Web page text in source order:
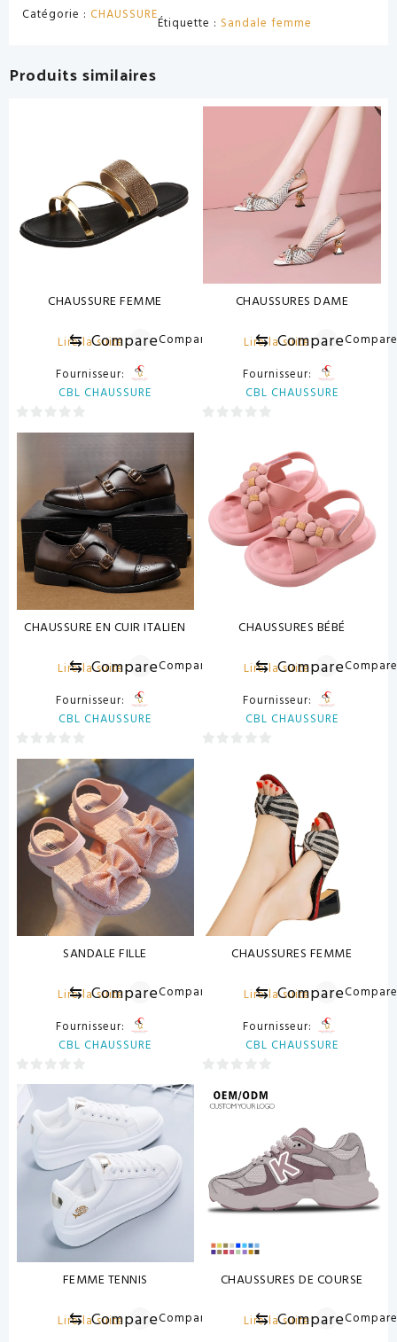
Catégorie : CHAUSSUREÉtiquette : Sandale femme
Produits similaires
CHAUSSURE FEMME
Lire la suite
⇆ CompareCompare
Fournisseur:
CBL CHAUSSURE
0
CHAUSSURES DAME
Lire la suite
⇆ Compare
Fournisseur:
CBL CHAUSSURE
CHAUSSURE EN CUIR ITALIEN
Lire la suite
⇆ CompareCompare
Fournisseur:
CBL CHAUSSURE
0
5
CHAUSSURES BÉBÉ
Lire la suite
⇆ Compare
Fournisseur:
CBL CHAUSSURE
SANDALE FILLE
Lire la suite
⇆ CompareCompare
Fournisseur:
CBL CHAUSSURE
sur
5
CHAUSSURES FEMME
Lire la suite
⇆ Compare
Fournisseur:
CBL CHAUSSURE
sur
FEMME TENNIS
Lire la suite
⇆ CompareCompare
CHAUSSURES DE COURSE
Lire la suite
⇆ Compare